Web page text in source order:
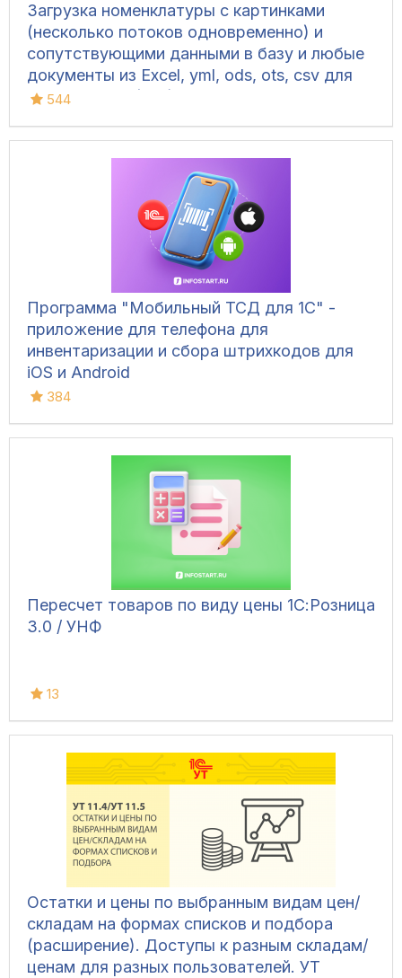
Загрузка номенклатуры c картинками
(несколько потоков одновременно) и
сопутствующими данными в базу и любые
документы из Excel, yml, ods, ots, csv для
УТ 10.3, УТ 11 (все), БП 3, КА 2, ERP 2, УНФ
544
Программа "Мобильный ТСД для 1С" -
приложение для телефона для
инвентаризации и сбора штрихкодов для
iOS и Android
384
Пересчет товаров по виду цены 1С:Розница
3.0 / УНФ
13
Остатки и цены по выбранным видам цен/
складам на формах списков и подбора
(расширение). Доступы к разным складам/
ценам для разных пользователей. УТ